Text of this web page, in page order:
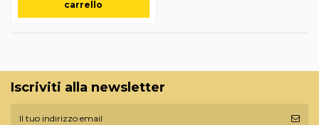
carrello
Iscriviti alla newsletter